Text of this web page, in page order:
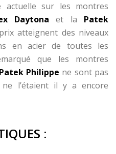
sur les montres
Daytona et la Patek
atteignent des niveaux
en acier de toutes les
que les montres
Patek Philippe ne sont pas
ne l’étaient il y a encore
: